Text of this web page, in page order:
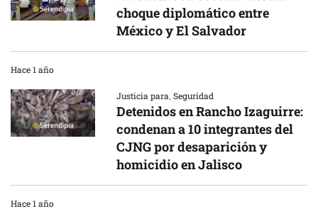
choque diplomático entre
México y El Salvador
Hace 1 año
Justicia para,Seguridad
Detenidos en Rancho Izaguirre:
condenan a 10 integrantes del
CJNG por desaparición y
homicidio en Jalisco
Hace 1 año